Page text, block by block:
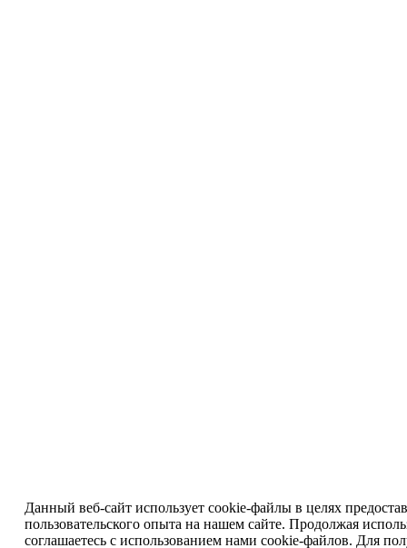
Данный веб-сайт использует cookie-файлы в целях
пользовательского опыта на нашем сайте. Продолжая
соглашаетесь с использованием нами cookie-файлов. Для